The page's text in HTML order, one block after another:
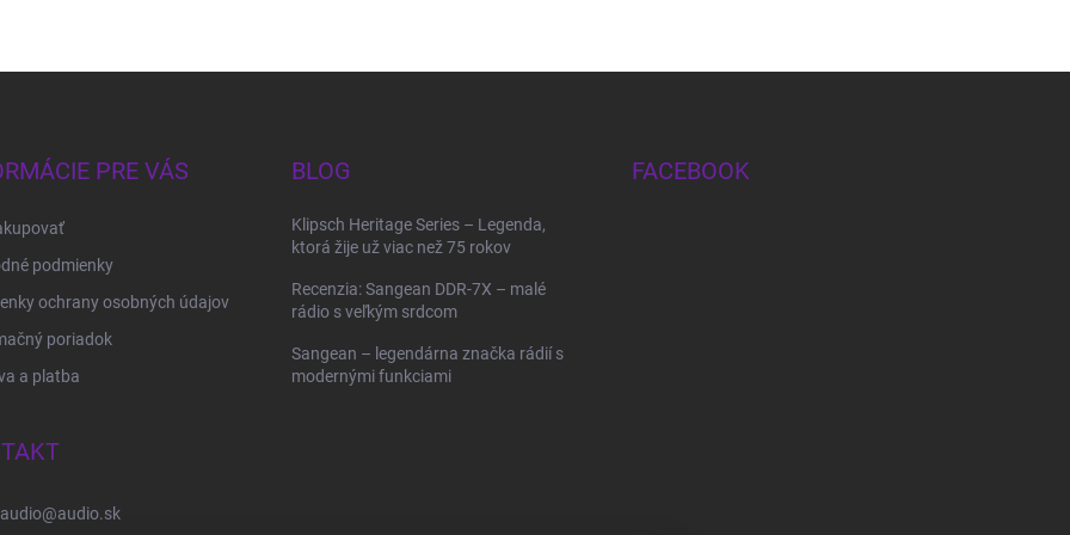
PRE VÁS
podmienky
ochrany osobných údajov
poriadok
a platba
BLOG
Klipsch Heritage Series – Legenda,
ktorá žije už viac než 75 rokov
Recenzia: Sangean DDR-7X – malé
rádio s veľkým srdcom
Sangean – legendárna značka rádií s
modernými funkciami
FACEBOOK
audio@audio.sk